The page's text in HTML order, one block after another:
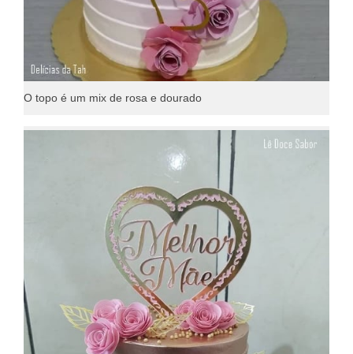
O topo é um mix de rosa e dourado